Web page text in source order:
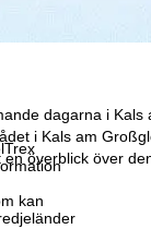
kan
dagarna i Kals
i Kals am
överblick över